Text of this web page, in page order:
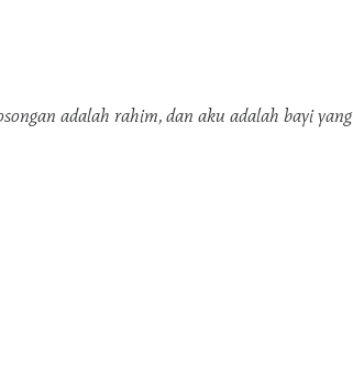
adalah rahim, dan aku adalah bayi yang